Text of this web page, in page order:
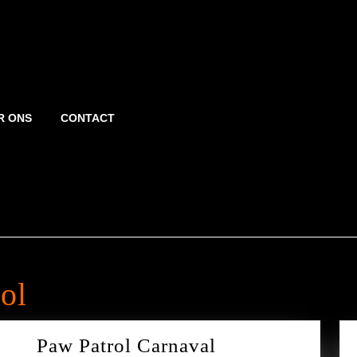
ONS CONTACT
Paw Patrol Carnaval